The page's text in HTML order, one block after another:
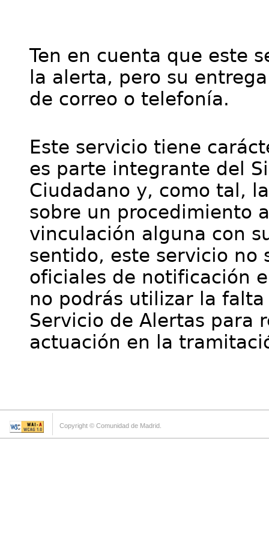
Ten en cuenta que este
la alerta, pero su
de correo o telefonía.
Este servicio tiene
es parte integrante del
Ciudadano y, como tal,
sobre un procedimiento
vinculación alguna con
sentido, este servicio no
oficiales de notificación
no podrás utilizar la
Servicio de Alertas para
actuación en la
Copyright © Comunidad de Madrid.